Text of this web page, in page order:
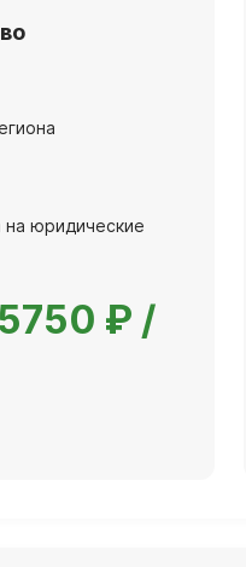
на юридические
5750 ₽ /